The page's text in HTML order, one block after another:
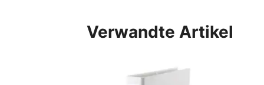
Verwandte Artikel